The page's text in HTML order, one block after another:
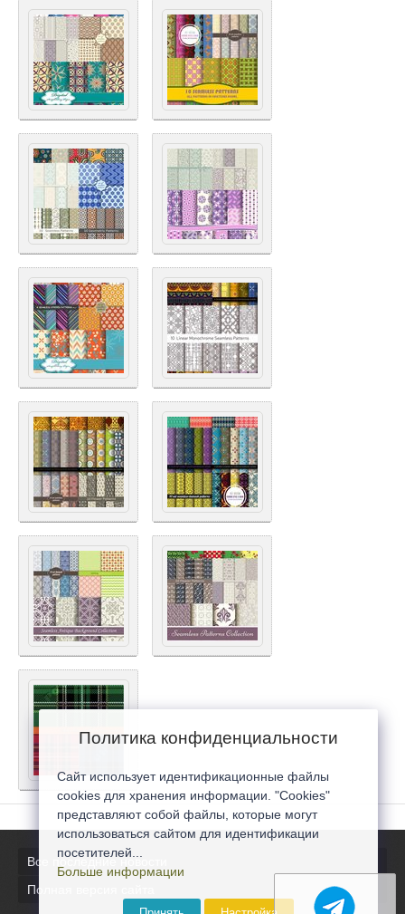
Все последние новости
Полная версия сайта
Политика конфиденциальности
Сайт использует идентификационные файлы
cookies для хранения информации. "Cookies"
представляют собой файлы, которые могут
использоваться сайтом для идентификации
посетителей...
Больше информации